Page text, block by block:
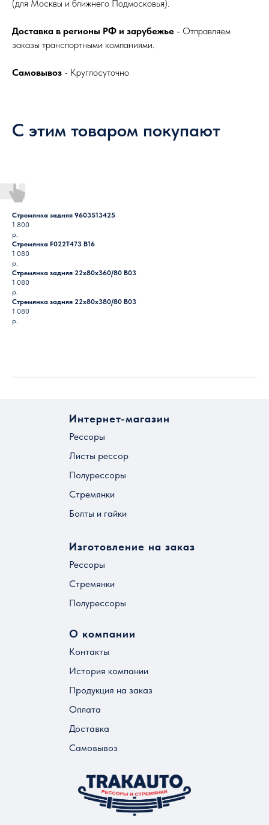
(для Москвы и ближнего Подмосковья).
Доставка в регионы РФ и зарубежье - Отправляем
заказы транспортными компаниями.
Самовывоз - Круглосуточно
С этим товаром покупают
Стремянка задняя 9603513425
1 800
р.
Стремянка F022T473 B16
1 080
р.
Стремянка задняя 22х80х360/80 B03
1 080
р.
Стремянка задняя 22х80х380/80 B03
1 080
р.
Интернет-магазин
Рессоры
Листы рессор
Полурессоры
Стремянки
Болты и гайки
Изготовление на заказ
Рессоры
Стремянки
Полурессоры
О компании
Контакты
История компании
Продукция на заказ
Оплата
Доставка
Самовывоз